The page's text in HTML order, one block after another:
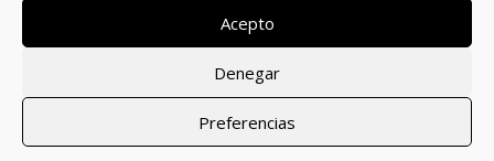
Acepto
Denegar
Preferencias
trabajando en algo
increíble, ¡vuelve